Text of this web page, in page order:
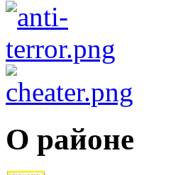
О районе